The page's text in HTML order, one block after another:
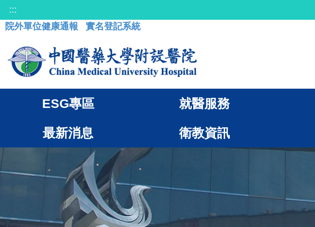
:::
院外單位健康通報
實名登記系統
ESG專區 就醫服務
最新消息 衛教資訊